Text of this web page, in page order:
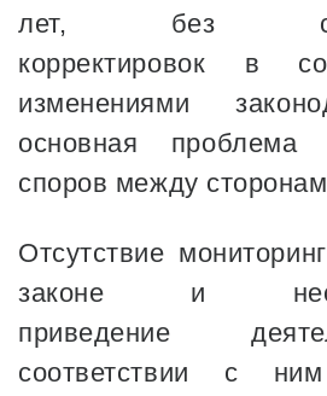
лет, без
корректировок в
изменениями
основная проблема
споров между
Отсутствие
законе и
приведение
соответствии с